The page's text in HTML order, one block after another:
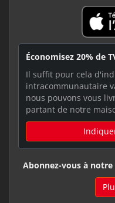
Économisez 20% de
Il suffit pour cela
intracommunautaire
nous pouvons vous
partant de notre
Abonnez-vous à